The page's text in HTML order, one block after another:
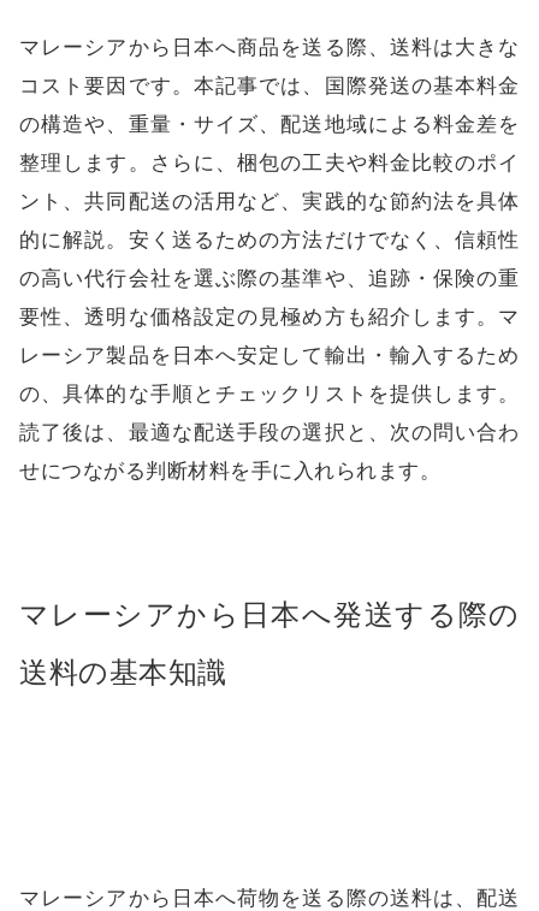
マレーシアから日本へ商品を送る際、送料は大きな
コスト要因です。本記事では、国際発送の基本料金
の構造や、重量・サイズ、配送地域による料金差を
整理します。さらに、梱包の工夫や料金比較のポイ
ント、共同配送の活用など、実践的な節約法を具体
的に解説。安く送るための方法だけでなく、信頼性
の高い代行会社を選ぶ際の基準や、追跡・保険の重
要性、透明な価格設定の見極め方も紹介します。マ
レーシア製品を日本へ安定して輸出・輸入するため
の、具体的な手順とチェックリストを提供します。
読了後は、最適な配送手段の選択と、次の問い合わ
せにつながる判断材料を手に入れられます。
マレーシアから日本へ発送する際の
送料の基本知識
マレーシアから日本へ荷物を送る際の送料は、配送